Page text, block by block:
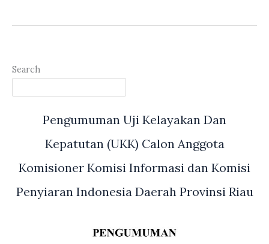
Operasi
Keselamatan
Lancang
Pencanangan
Aksi
Jalan
Search
Pengumuman Uji Kelayakan Dan
Kepatutan (UKK) Calon Anggota
Komisioner Komisi Informasi dan Komisi
Penyiaran Indonesia Daerah Provinsi Riau